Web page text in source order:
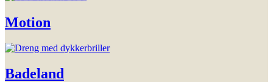
Motion
Badeland